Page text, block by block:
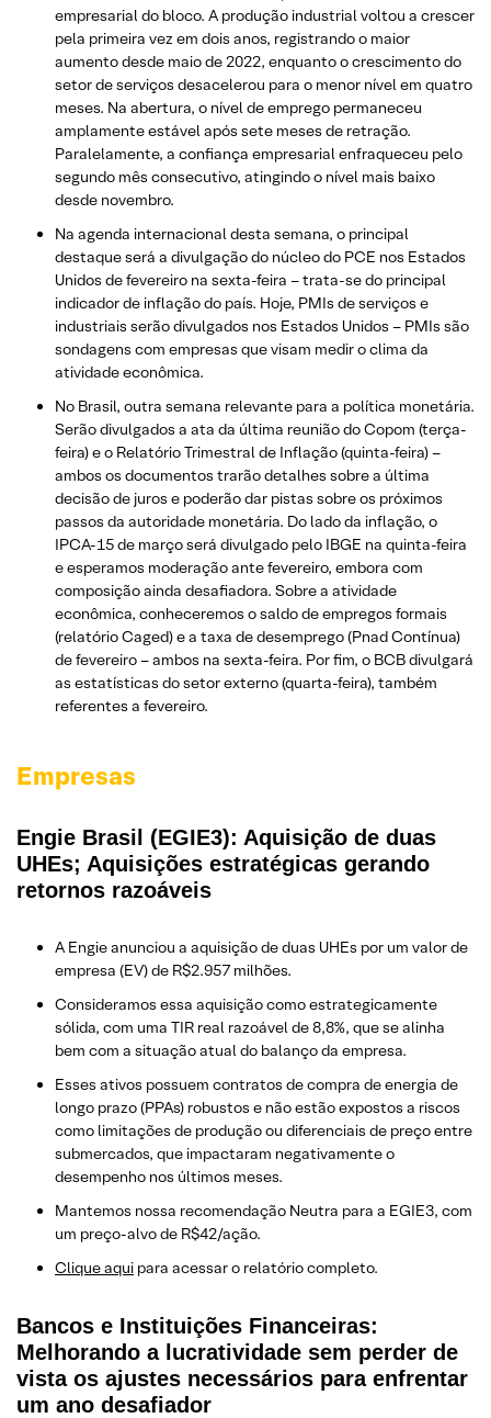
empresarial do bloco. A produção industrial voltou a crescer
pela primeira vez em dois anos, registrando o maior
aumento desde maio de 2022, enquanto o crescimento do
setor de serviços desacelerou para o menor nível em quatro
meses. Na abertura, o nível de emprego permaneceu
amplamente estável após sete meses de retração.
Paralelamente, a confiança empresarial enfraqueceu pelo
segundo mês consecutivo, atingindo o nível mais baixo
desde novembro.
Na agenda internacional desta semana, o principal
destaque será a divulgação do núcleo do PCE nos Estados
Unidos de fevereiro na sexta-feira – trata-se do principal
indicador de inflação do país. Hoje, PMIs de serviços e
industriais serão divulgados nos Estados Unidos – PMIs são
sondagens com empresas que visam medir o clima da
atividade econômica.
No Brasil, outra semana relevante para a política monetária.
Serão divulgados a ata da última reunião do Copom (terça-
feira) e o Relatório Trimestral de Inflação (quinta-feira) –
ambos os documentos trarão detalhes sobre a última
decisão de juros e poderão dar pistas sobre os próximos
passos da autoridade monetária. Do lado da inflação, o
IPCA-15 de março será divulgado pelo IBGE na quinta-feira
e esperamos moderação ante fevereiro, embora com
composição ainda desafiadora. Sobre a atividade
econômica, conheceremos o saldo de empregos formais
(relatório Caged) e a taxa de desemprego (Pnad Contínua)
de fevereiro – ambos na sexta-feira. Por fim, o BCB divulgará
as estatísticas do setor externo (quarta-feira), também
referentes a fevereiro.
Empresas
Engie Brasil (EGIE3): Aquisição de duas
UHEs; Aquisições estratégicas gerando
retornos razoáveis
A Engie anunciou a aquisição de duas UHEs por um valor de
empresa (EV) de R$2.957 milhões.
Consideramos essa aquisição como estrategicamente
sólida, com uma TIR real razoável de 8,8%, que se alinha
bem com a situação atual do balanço da empresa.
Esses ativos possuem contratos de compra de energia de
longo prazo (PPAs) robustos e não estão expostos a riscos
como limitações de produção ou diferenciais de preço entre
submercados, que impactaram negativamente o
desempenho nos últimos meses.
Mantemos nossa recomendação Neutra para a EGIE3, com
um preço-alvo de R$42/ação.
​Clique aqui para acessar o relatório completo.
Bancos e Instituições Financeiras:
Melhorando a lucratividade sem perder de
vista os ajustes necessários para enfrentar
um ano desafiador